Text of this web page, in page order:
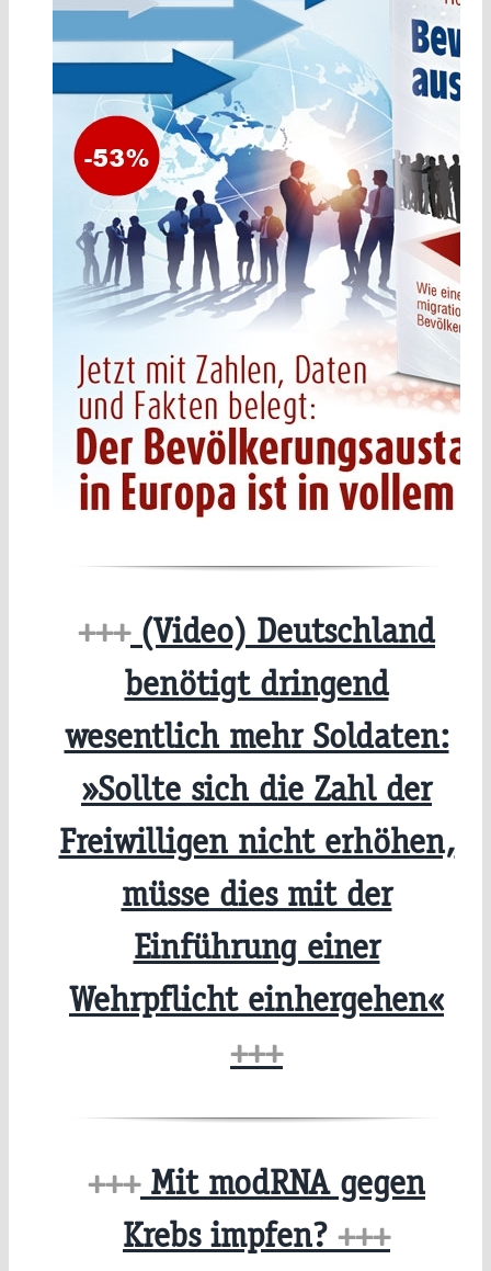
+++(Video) Deutschland
benötigt dringend
wesentlich mehr Soldaten:
»Sollte sich die Zahl der
Freiwilligen nicht erhöhen,
müsse dies mit der
Einführung einer
Wehrpflicht einhergehen«
+++
+++Mit modRNA gegen
Krebs impfen? +++